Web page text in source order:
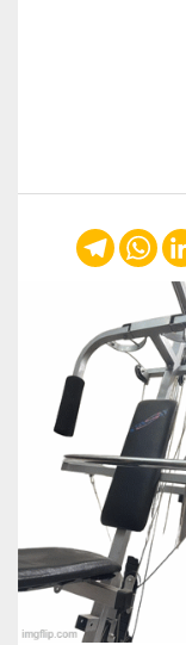
WhatsApp
Telegram